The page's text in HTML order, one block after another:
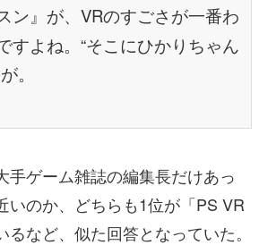
ン』が、VRのすごさが一番わ
すよね。“そこにひかりちゃん
。
ゲーム雑誌の編集長だけあっ
いのか、どちらも1位が「PS VR
など、似た回答となっていた。